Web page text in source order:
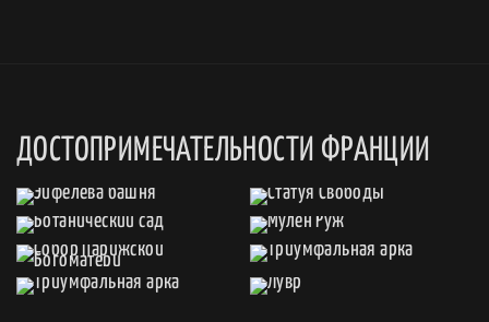
ДОСТОПРИМЕЧАТЕЛЬНОСТИ ФРАНЦИИ